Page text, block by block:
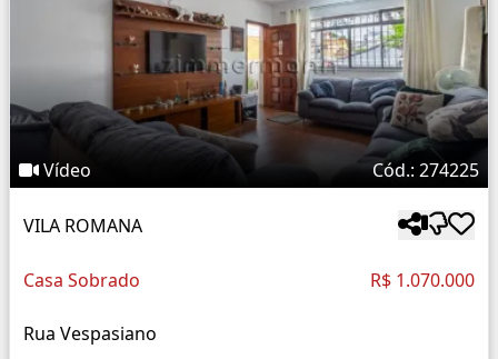
Vídeo Cód.: 274225
VILA ROMANA
Casa Sobrado R$ 1.070.000
Rua Vespasiano